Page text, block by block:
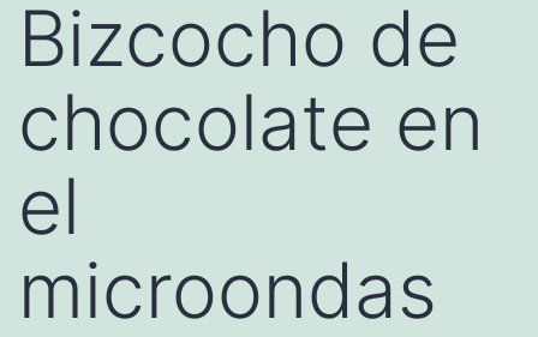
Bizcocho de
chocolate en
el
microondas